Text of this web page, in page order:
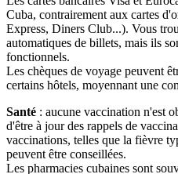
Cuba, contrairement aux cartes
Express, Diners Club...). Vous
automatiques de billets, mais ils
fonctionnels.
Les chèques de voyage peuvent
certains hôtels, moyennant une
Santé : aucune vaccination n'est
d'être à jour des rappels de
vaccinations, telles que la fièvre
peuvent être conseillées.
Les pharmacies cubaines sont